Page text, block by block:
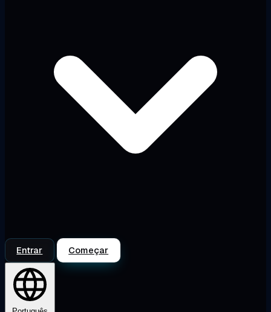
Entrar Começar